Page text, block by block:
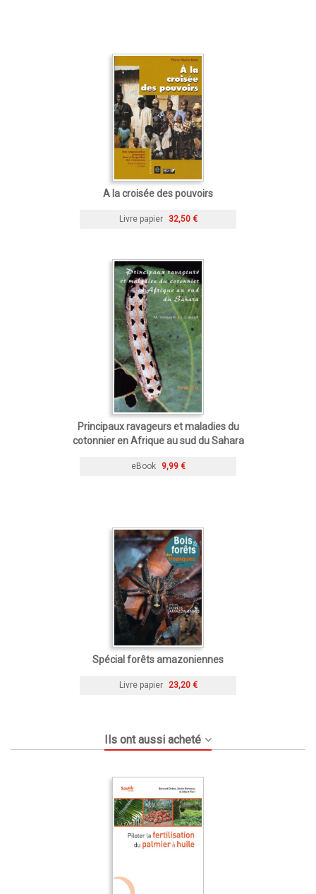
A la croisée des pouvoirs
Livre papier 32,50 €
Principaux ravageurs et maladies du
cotonnier en Afrique au sud du Sahara
eBook 9,99 €
Spécial forêts amazoniennes
Livre papier 23,20 €
Ils ont aussi acheté